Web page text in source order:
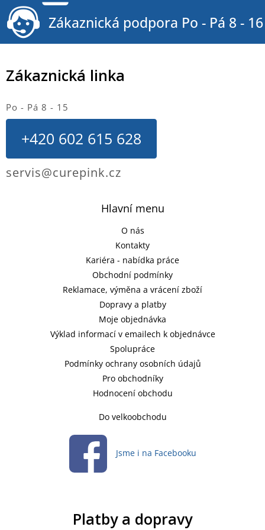
Hlavní menu
O nás
Kontakty
Kariéra - nabídka práce
Obchodní podmínky
Reklamace, výměna a vrácení zboží
Dopravy a platby
Moje objednávka
Výklad informací v emailech k objednávce
Spolupráce
Podmínky ochrany osobních údajů
Pro obchodníky
Hodnocení obchodu
Do velkoobchodu
Jsme i na Facebooku
Zákaznická linka
Po - Pá 8 - 15
+420 602 615 628
servis@curepink.cz
Platby a dopravy
Zákaznická podpora Po - Pá 8 - 16